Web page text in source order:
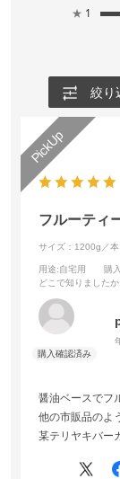
★ 1
絞り
フルーティ
サイズ：1200g／本
用途:自宅用 購
どこで知りましたか
醤油ベースでフ
他の市販品のよ
某テリヤキバー